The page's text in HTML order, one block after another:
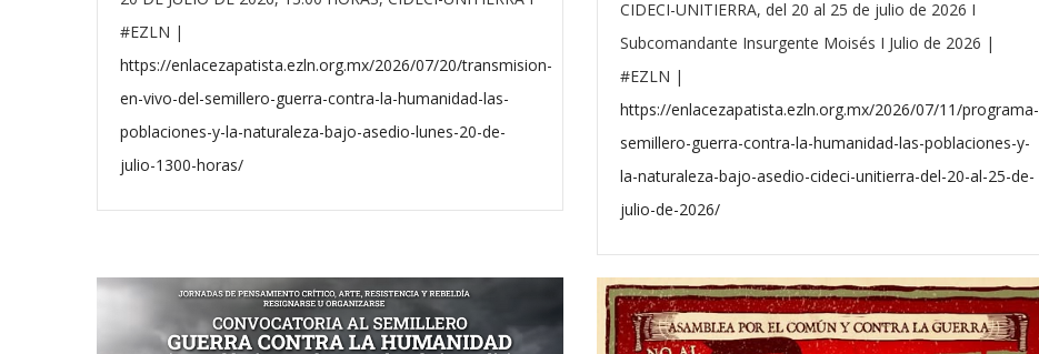
#EZLN |
https://enlacezapatista.ezln.org.mx/2026/07/20/transmision-
en-vivo-del-semillero-guerra-contra-la-humanidad-las-
poblaciones-y-la-naturaleza-bajo-asedio-lunes-20-de-
julio-1300-horas/
CIDECI-UNITIERRA, del 20 al 25 de julio de 2026 I
Subcomandante Insurgente Moisés I Julio de 2026 |
#EZLN |
https://enlacezapatista.ezln.org.mx/2026/07/11/programa-
semillero-guerra-contra-la-humanidad-las-poblaciones-y-
la-naturaleza-bajo-asedio-cideci-unitierra-del-20-al-25-de-
julio-de-2026/